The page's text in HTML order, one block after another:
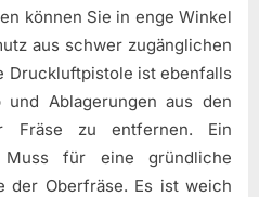
können Sie in enge Winkel
aus schwer zugänglichen
Druckluftpistole ist ebenfalls
Ablagerungen aus den
Fräse zu entfernen. Ein
für eine gründliche
der Oberfräse. Es ist weich